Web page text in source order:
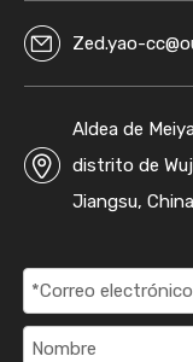
Zed.yao-
Aldea de
distrito de
Jiangsu, China